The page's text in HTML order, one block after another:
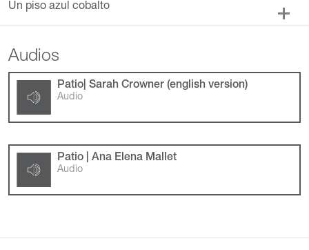
Un piso azul cobalto
Audios
Patio| Sarah Crowner (english version)
Audio
Patio | Ana Elena Mallet
Audio